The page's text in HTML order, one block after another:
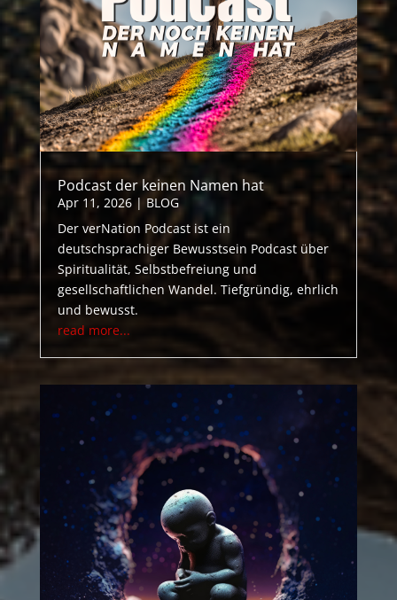
Podcast der keinen Namen hat
Apr 11, 2026| BLOG
Der verNation Podcast ist ein
deutschsprachiger Bewusstsein Podcast über
Spiritualität, Selbstbefreiung und
gesellschaftlichen Wandel. Tiefgründig, ehrlich
und bewusst.
read more...